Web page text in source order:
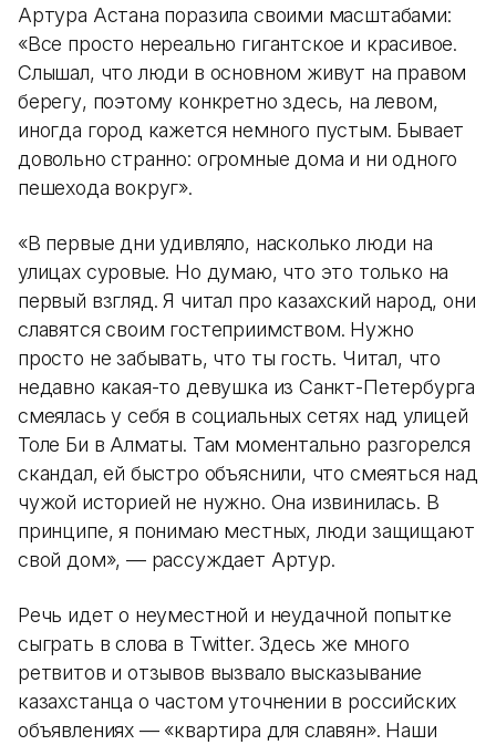
Артура Астана поразила своими масштабами:
«Все просто нереально гигантское и красивое.
Слышал, что люди в основном живут на правом
берегу, поэтому конкретно здесь, на левом,
иногда город кажется немного пустым. Бывает
довольно странно: огромные дома и ни одного
пешехода вокруг».
«В первые дни удивляло, насколько люди на
улицах суровые. Но думаю, что это только на
первый взгляд. Я читал про казахский народ, они
славятся своим гостеприимством. Нужно
просто не забывать, что ты гость. Читал, что
недавно какая-то девушка из Санкт-Петербурга
смеялась у себя в социальных сетях над улицей
Толе Би в Алматы. Там моментально разгорелся
скандал, ей быстро объяснили, что смеяться над
чужой историей не нужно. Она извинилась. В
принципе, я понимаю местных, люди защищают
свой дом», — рассуждает Артур.
Речь идет о неуместной и неудачной попытке
сыграть в слова в Twitter. Здесь же много
ретвитов и отзывов вызвало высказывание
казахстанца о частом уточнении в российских
объявлениях — «квартира для славян». Наши